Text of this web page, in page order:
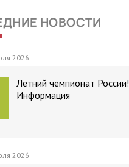
НОВОСТИ
2026
Летний чемпионат России!
Информация
2026